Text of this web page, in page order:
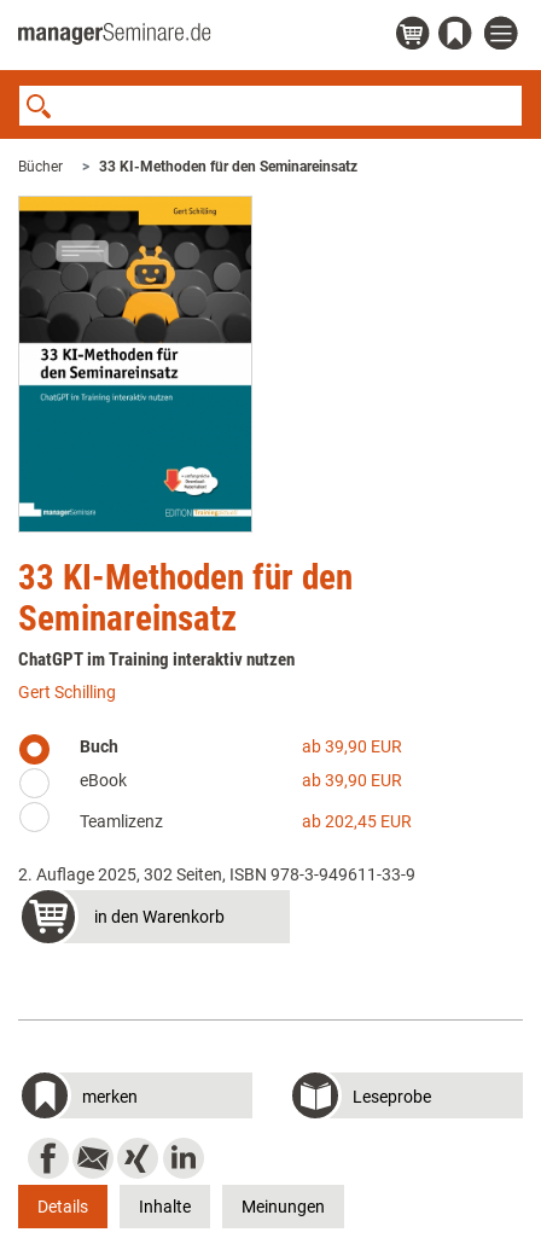
Bücher 33 KI-Methoden für den Seminareinsatz
33 KI-Methoden für den
Seminareinsatz
ChatGPT im Training interaktiv nutzen
Gert Schilling
Buch
ab 39,90 EUR
eBook
ab 39,90 EUR
Teamlizenz ab 202,45 EUR
2. Auflage 2025, 302 Seiten, ISBN 978-3-949611-33-9
in den Warenkorb
merken Leseprobe
Details Inhalte Meinungen